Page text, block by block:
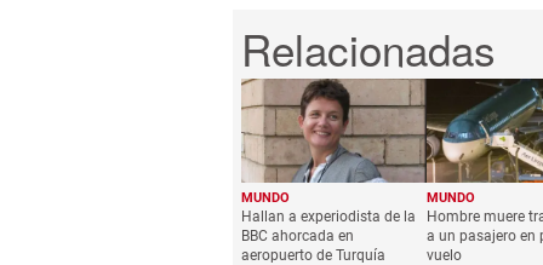
MUNDO
Hallan a experiodista de la
BBC ahorcada en
aeropuerto de Turquía
MUNDO
Hombre muere
a un pasajero en
vuelo